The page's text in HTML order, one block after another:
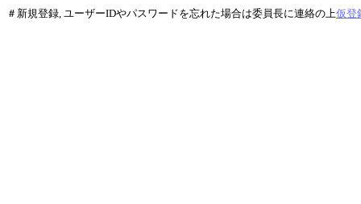
＃新規登録, ユーザーIDやパスワードを忘れた場合は委員長に連絡の上仮登